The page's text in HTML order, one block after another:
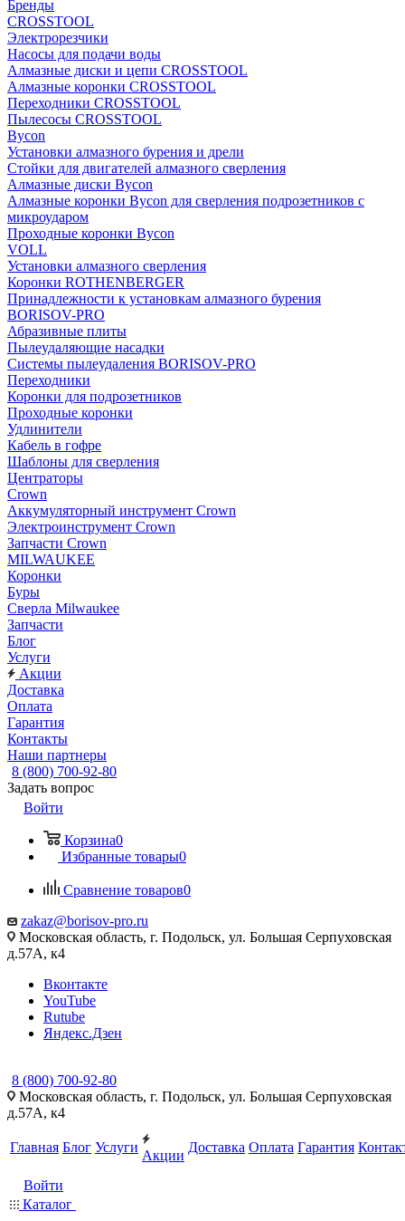
Бренды
CROSSTOOL
Электрорезчики
Насосы для подачи воды
Алмазные диски и цепи CROSSTOOL
Алмазные коронки CROSSTOOL
Переходники CROSSTOOL
Пылесосы CROSSTOOL
Bycon
Установки алмазного бурения и дрели
Стойки для двигателей алмазного сверления
Алмазные диски Bycon
Алмазные коронки Bycon для сверления подрозетников с
микроударом
Проходные коронки Bycon
VOLL
Установки алмазного сверления
Коронки ROTHENBERGER
Принадлежности к установкам алмазного бурения
BORISOV-PRO
Абразивные плиты
Пылеудаляющие насадки
Системы пылеудаления BORISOV-PRO
Переходники
Коронки для подрозетников
Проходные коронки
Удлинители
Кабель в гофре
Шаблоны для сверления
Центраторы
Crown
Аккумуляторный инструмент Crown
Электроинструмент Crown
Запчасти Crown
MILWAUKEE
Коронки
Буры
Сверла Milwaukee
Запчасти
Блог
Услуги
Акции
Доставка
Оплата
Гарантия
Контакты
Наши партнеры
8 (800) 700-92-80
Задать вопрос
Войти
Корзина0
Избранные товары0
Сравнение товаров0
zakaz@borisov-pro.ru
Московская область, г. Подольск, ул. Большая Серпуховская
д.57A, к4
Вконтакте
YouTube
Rutube
Яндекс.Дзен
8 (800) 700-92-80
Московская область, г. Подольск, ул. Большая Серпуховская
д.57A, к4
Главная Блог Услуги
Акции
Доставка Оплата Гарантия
Войти
Каталог